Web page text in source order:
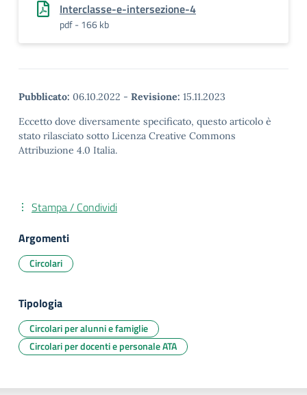
Interclasse-e-intersezione-4
pdf - 166 kb
Pubblicato: 06.10.2022 - Revisione: 15.11.2023
Eccetto dove diversamente specificato, questo articolo è
stato rilasciato sotto Licenza Creative Commons
Attribuzione 4.0 Italia.
Stampa / Condividi
Argomenti
Circolari
Tipologia
Circolari per alunni e famiglie
Circolari per docenti e personale ATA